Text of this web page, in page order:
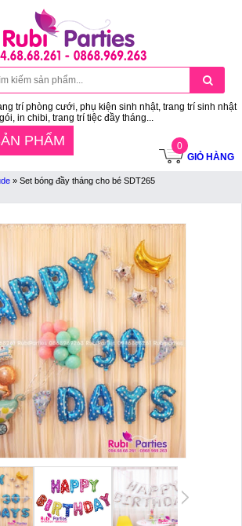
trí phòng cưới, phụ kiện sinh nhật, trang trí sinh nhật
in chibi, trang trí tiệc đầy tháng...
0
GIỎ HÀNG
PHẨM
» Set bóng đầy tháng cho bé SDT265